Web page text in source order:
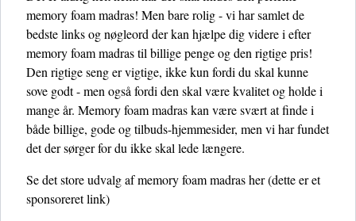
memory foam madras! Men bare rolig - vi har samlet de
bedste links og nøgleord der kan hjælpe dig videre i efter
memory foam madras til billige penge og den rigtige pris!
Den rigtige seng er vigtige, ikke kun fordi du skal kunne
sove godt - men også fordi den skal være kvalitet og holde i
mange år. Memory foam madras kan være svært at finde i
både billige, gode og tilbuds-hjemmesider, men vi har fundet
det der sørger for du ikke skal lede længere.
Se det store udvalg af memory foam madras her(dette er et
sponsoreret link)